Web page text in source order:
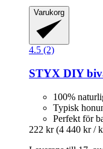
Varukorg
4.5 (2)
STYX DIY
100%
Typisk
Perfekt för
222 kr (4 440 kr /